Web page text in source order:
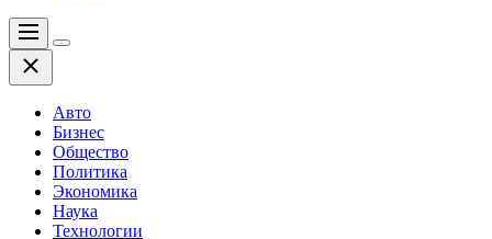
Меню
Цвет
Закрыть
Авто
Бизнес
Общество
Политика
Экономика
Наука
Технологии